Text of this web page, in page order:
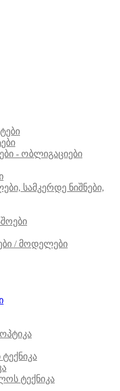
- ობლიგაციები
სამკერდე ნიშნები,
/ მოდელები
ტექნიკა